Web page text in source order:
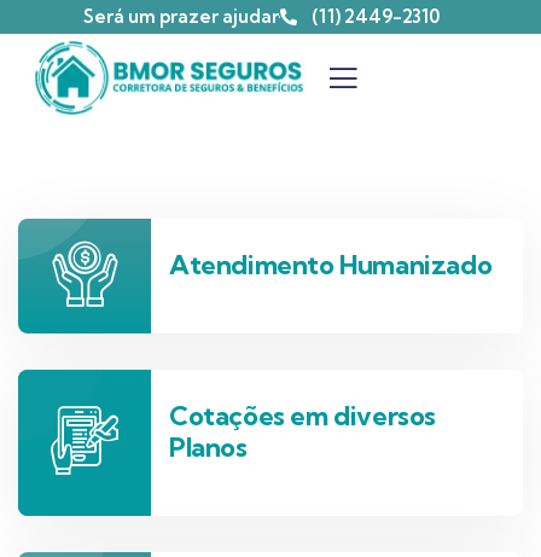
Será um prazer ajudar (11) 2449-2310
Atendimento Humanizado
Cotações em diversos
Planos